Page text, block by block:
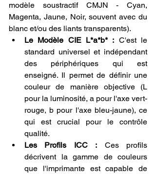
modèle soustractif CMJN - Cyan,
Magenta, Jaune, Noir, souvent avec du
blanc et/ou des liants transparents).
Le Modèle CIE L*a*b* : C'est le
standard universel et indépendant
des périphériques qui est
enseigné. Il permet de définir une
couleur de manière objective (L
pour la luminosité, a pour l'axe vert-
rouge, b pour l'axe bleu-jaune), ce
qui est crucial pour le contrôle
qualité.
Les Profils ICC : Ces profils
décrivent la gamme de couleurs
que l'imprimante est capable de